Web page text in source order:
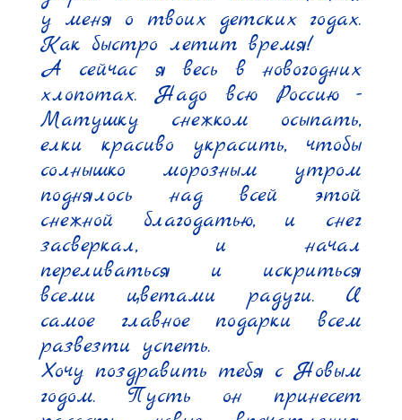
у меня о твоих детских годах.
Как быстро летит время!
А сейчас я весь в новогодних
хлопотах. Надо всю Россию -
Матушку снежком осыпать,
елки красиво украсить, чтобы
солнышко морозным утром
поднялось над всей этой
снежной благодатью, и снег
засверкал, и начал
переливаться и искриться
всеми цветами радуги. И
самое главное подарки всем
развезти успеть.
Хочу поздравить тебя с Новым
годом. Пусть он принесет